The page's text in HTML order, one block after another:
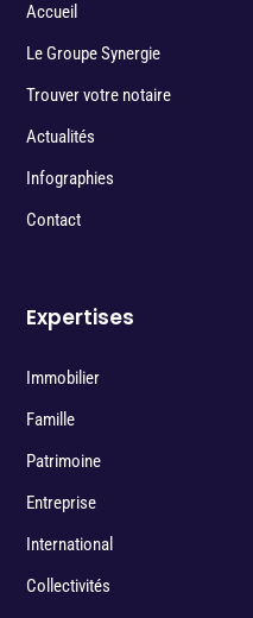
Accueil
Le Groupe Synergie
Trouver votre notaire
Actualités
Infographies
Contact
Expertises
Immobilier
Famille
Patrimoine
Entreprise
International
Collectivités